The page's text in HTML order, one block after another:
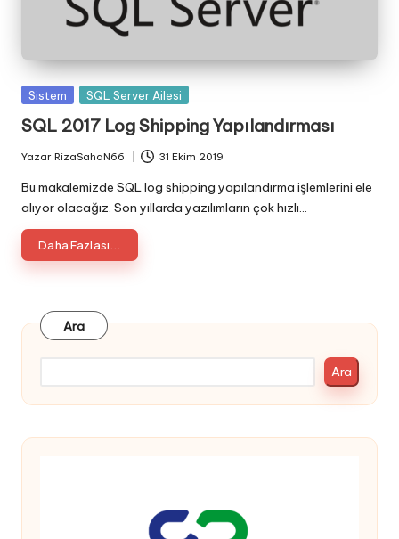
Posted
Sistem SQL Server Ailesi
SQL 2017 Log Shipping Yapılandırması
Posted
by
Yazar RizaSahaN66 31 Ekim 2019
Bu makalemizde SQL log shipping yapılandırma işlemlerini ele
alıyor olacağız. Son yıllarda yazılımların çok hızlı…
Daha Fazlası...
Ara
Ara